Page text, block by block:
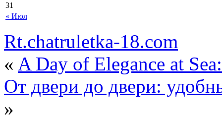
« Июл
31
Rt.chatruletka-18.com
« A Day of Elegance at
От двери до двери:
»